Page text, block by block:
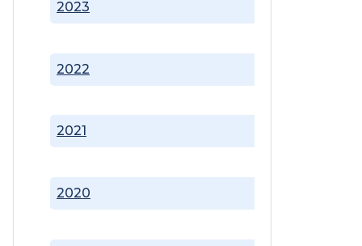
2020
2021
2022
2023